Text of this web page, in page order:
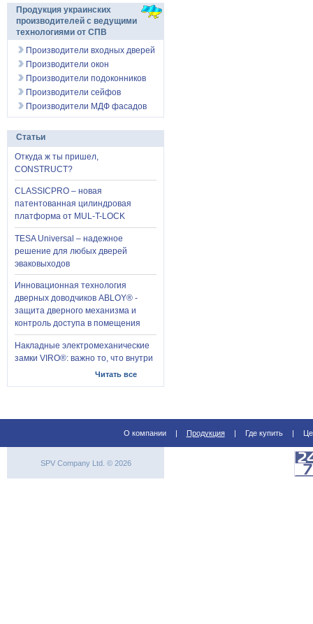
Продукция украинских
производителей с ведущими
технологиями от СПВ
Производители входных дверей
Производители окон
Производители подоконников
Производители сейфов
Производители МДФ фасадов
Статьи
Откуда ж ты пришел,
CONSTRUCT?
CLASSICPRO – новая
патентованная цилиндровая
платформа от MUL-T-LOCK
TESA Universal – надежное
решение для любых дверей
эваковыходов
Инновационная технология
дверных доводчиков ABLOY® -
защита дверного механизма и
контроль доступа в помещения
Накладные электромеханические
замки VIRO®: важно то, что внутри
Читать все
О компании | Продукция | Где купить |
SPV Company Ltd. © 2026